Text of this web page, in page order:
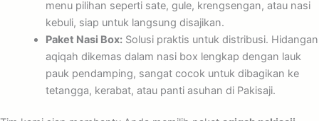
menu pilihan seperti sate, gule, krengsengan, atau nasi
kebuli, siap untuk langsung disajikan.
Paket Nasi Box:Solusi praktis untuk distribusi. Hidangan
aqiqah dikemas dalam nasi box lengkap dengan lauk
pauk pendamping, sangat cocok untuk dibagikan ke
tetangga, kerabat, atau panti asuhan di Pakisaji.